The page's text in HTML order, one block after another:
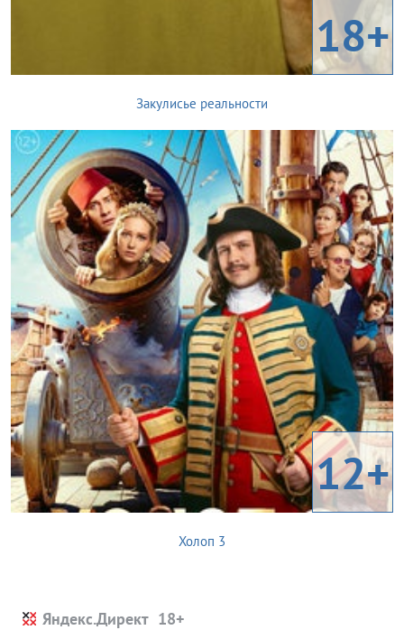
18+
Закулисье реальности
12+
Холоп 3
Яндекс.Директ